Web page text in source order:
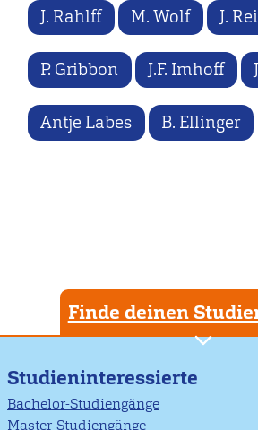
J. Rahlff M. Wolf J.
P. Gribbon J.F. Imhoff
Antje Labes B. Ellinger
Finde deinen
Studieninteressierte
Bachelor-Studiengänge
Master-Studiengänge